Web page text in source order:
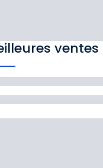
ventes